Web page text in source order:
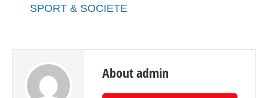
SPORT & SOCIETE
About admin